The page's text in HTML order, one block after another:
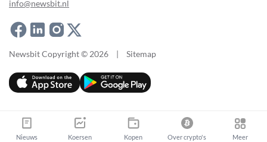
info@newsbit.nl
Newsbit Copyright © 2026 | Sitemap
Nieuws Koersen Kopen Over crypto's Meer